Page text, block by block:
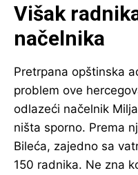
Višak
načelnika
Pretrpana opštinska
problem ove
odlazeći načelnik
ništa sporno. Prema
Bileća, zajedno sa
150 radnika. Ne zna